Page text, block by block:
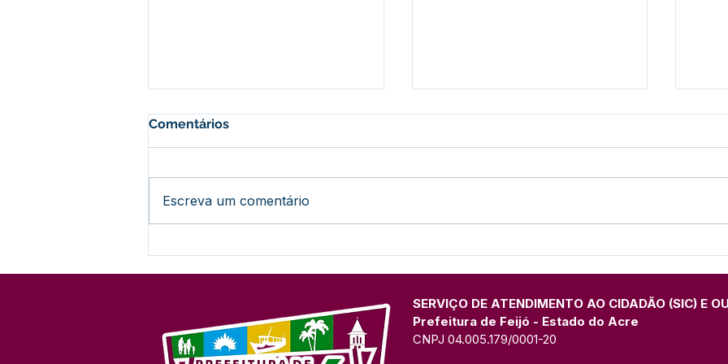
Açaí na Expo Juruá
Comentários
Escreva um comentário
SERVIÇO DE ATENDIMENTO AO CIDADÃO (SIC) E
Prefeitura de Feijó - Estado do Acre
CNPJ 04.005.179/0001-20